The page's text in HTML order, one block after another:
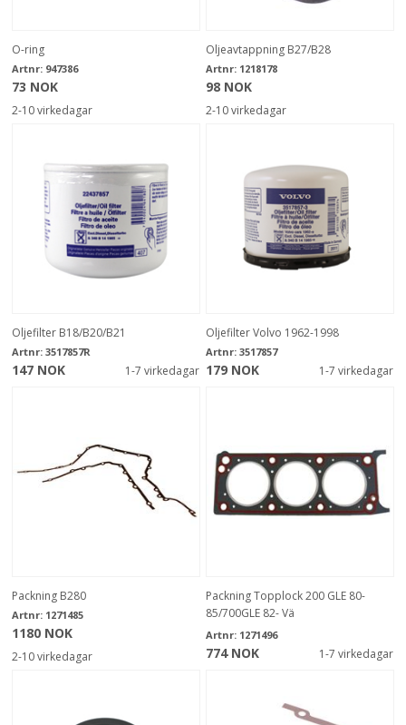
O-ring
Artnr: 947386
73 NOK
2-10 virkedagar
Oljeavtappning B27/B28
Artnr: 1218178
98 NOK
2-10 virkedagar
Oljefilter B18/B20/B21
Artnr: 3517857R
147 NOK 1-7 virkedagar
Oljefilter Volvo 1962-1998
Artnr: 3517857
179 NOK 1-7 virkedagar
Packning B280
Artnr: 1271485
1180 NOK
2-10 virkedagar
Packning Topplock 200 GLE 80-
85/700GLE 82- Vä
Artnr: 1271496
774 NOK 1-7 virkedagar